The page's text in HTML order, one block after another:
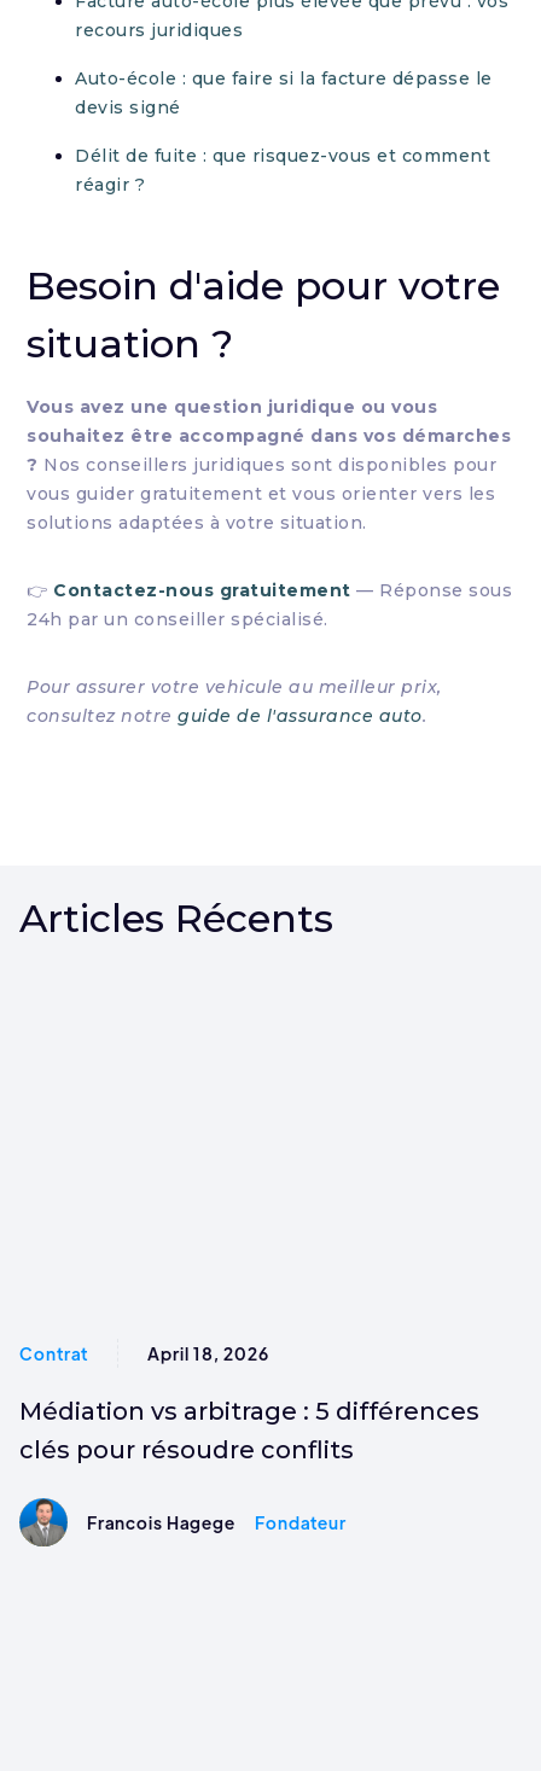
recours juridiques
Auto-école : que faire si la facture dépasse le
devis signé
Délit de fuite : que risquez-vous et comment
réagir ?
Besoin d'aide pour votre
situation ?
Vous avez une question juridique ou vous
souhaitez être accompagné dans vos démarches
? Nos conseillers juridiques sont disponibles pour
vous guider gratuitement et vous orienter vers les
solutions adaptées à votre situation.
👉 Contactez-nous gratuitement — Réponse sous
24h par un conseiller spécialisé.
Pour assurer votre vehicule au meilleur prix,
consultez notreguide de l'assurance auto.
Articles Récents
Contrat April 18, 2026
Médiation vs arbitrage : 5 différences
clés pour résoudre conflits
Francois Hagege Fondateur